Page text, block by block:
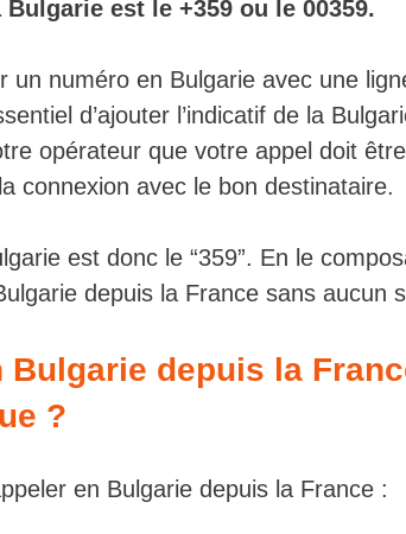
est le +359 ou le 00359.
un numéro en Bulgarie avec une
d’ajouter l’indicatif de la
opérateur que votre appel doit
connexion avec le bon destinataire.
est donc le “359”. En le
depuis la France sans aucun
Bulgarie depuis la
?
en Bulgarie depuis la France :